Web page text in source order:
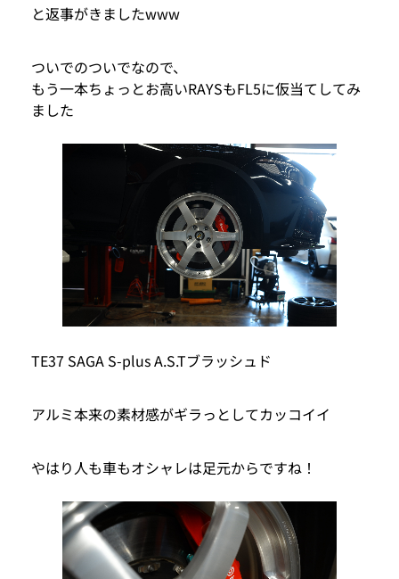
と返事がきましたwww
ついでのついでなので、
もう一本ちょっとお高いRAYSもFL5に仮当てしてみ
ました
TE37 SAGA S-plus A.S.Tブラッシュド
アルミ本来の素材感がギラっとしてカッコイイ
やはり人も車もオシャレは足元からですね！